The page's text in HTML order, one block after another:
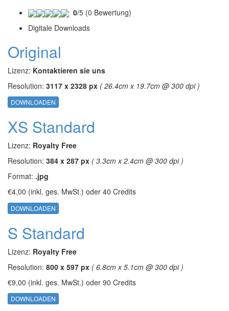
0/5 (0 Bewertung)
Digitale Downloads
Original
Lizenz: Kontaktieren sie uns
Resolution: 3117 x 2328 px ( 26.4cm x 19.7cm @ 300 dpi )
DOWNLOADEN
XS Standard
Lizenz: Royalty Free
Resolution: 384 x 287 px ( 3.3cm x 2.4cm @ 300 dpi )
Format: .jpg
€4,00 (inkl. ges. MwSt.) oder 40 Credits
DOWNLOADEN
S Standard
Lizenz: Royalty Free
Resolution: 800 x 597 px ( 6.8cm x 5.1cm @ 300 dpi )
€9,00 (inkl. ges. MwSt.) oder 90 Credits
DOWNLOADEN